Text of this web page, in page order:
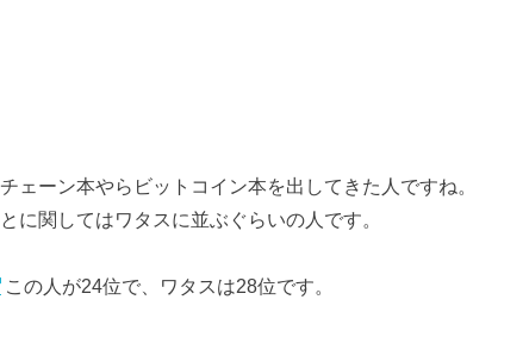
ェーン本やらビットコイン本を出してきた人ですね。
に関してはワタスに並ぶぐらいの人です。
この人が24位で、ワタスは28位です。